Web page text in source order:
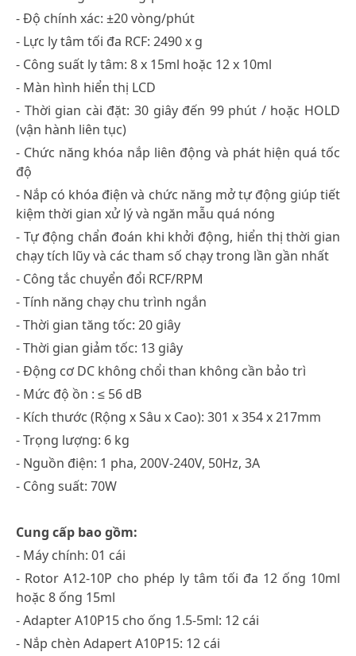
- Độ chính xác: ±20 vòng/phút
- Lực ly tâm tối đa RCF: 2490 x g
- Công suất ly tâm: 8 x 15ml hoặc 12 x 10ml
- Màn hình hiển thị LCD
- Thời gian cài đặt: 30 giây đến 99 phút / hoặc HOLD
(vận hành liên tục)
- Chức năng khóa nắp liên động và phát hiện quá tốc
độ
- Nắp có khóa điện và chức năng mở tự động giúp tiết
kiệm thời gian xử lý và ngăn mẫu quá nóng
- Tự động chẩn đoán khi khởi động, hiển thị thời gian
chạy tích lũy và các tham số chạy trong lần gần nhất
- Công tắc chuyển đổi RCF/RPM
- Tính năng chạy chu trình ngắn
- Thời gian tăng tốc: 20 giây
- Thời gian giảm tốc: 13 giây
- Động cơ DC không chổi than không cần bảo trì
- Mức độ ồn : ≤ 56 dB
- Kích thước (Rộng x Sâu x Cao): 301 x 354 x 217mm
- Trọng lượng: 6 kg
- Nguồn điện: 1 pha, 200V-240V, 50Hz, 3A
- Công suất: 70W
Cung cấp bao gồm:
- Máy chính: 01 cái
- Rotor A12-10P cho phép ly tâm tối đa 12 ống 10ml
hoặc 8 ống 15ml
- Adapter A10P15 cho ống 1.5-5ml: 12 cái
- Nắp chèn Adapert A10P15: 12 cái